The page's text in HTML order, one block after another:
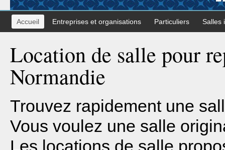
Accueil Entreprises et organisations Particuliers Salles
Location de salle pour
Normandie
Trouvez rapidement une
Vous voulez une salle
Les locations de salle